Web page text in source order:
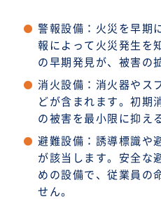
警報設備：火災を早期
報によって火災発生を
の早期発見が、被害の
消火設備：消火器やス
どが含まれます。初期
の被害を最小限に抑え
避難設備：誘導標識や
が該当します。安全な
めの設備で、従業員の
せん。